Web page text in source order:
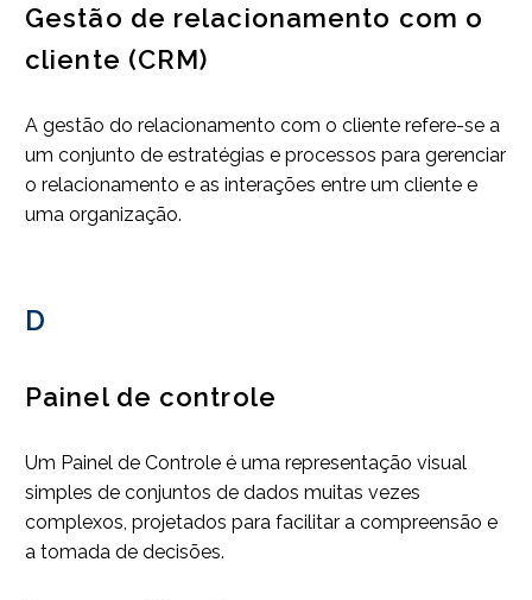
Gestão de relacionamento com o
cliente (CRM)
A gestão do relacionamento com o cliente refere-se a
um conjunto de estratégias e processos para gerenciar
o relacionamento e as interações entre um cliente e
uma organização.
D
Painel de controle
Um Painel de Controle é uma representação visual
simples de conjuntos de dados muitas vezes
complexos, projetados para facilitar a compreensão e
a tomada de decisões.